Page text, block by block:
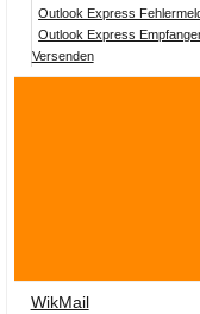
Outlook Express
Outlook Express
Versenden
WikMail